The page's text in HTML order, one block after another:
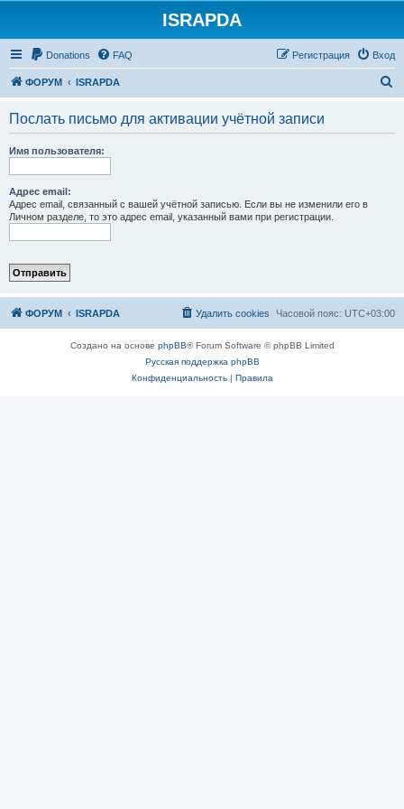
ISRAPDA
Donations FAQ Вход
Регистрация
ФОРУМ ISRAPDA
Послать письмо для активации учётной записи
Имя пользователя:
Адрес email:
Адрес email, связанный с вашей учётной записью. Если вы не изменили его в
Личном разделе, то это адрес email, указанный вами при регистрации.
ФОРУМ ISRAPDA Часовой пояс: UTC+03:00
Удалить cookies
Создано на основе phpBB® Forum Software © phpBB Limited
Русская поддержка phpBB
Конфиденциальность| Правила